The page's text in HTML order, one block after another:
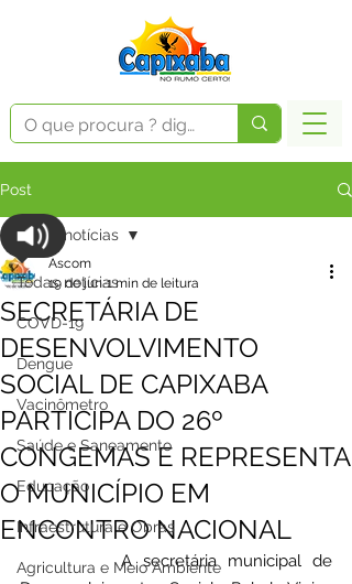
Post
Todas notícias
COVD-19
Dengue
Vacinômetro
Saúde e Saneamento
Educação
Infraestrutura e Obras
Agricultura e Meio Ambiente
Todas notícias
SECRETÁRIA DE
DESENVOLVIMENTO
SOCIAL DE CAPIXABA
PARTICIPA DO 26º
CONGEMAS E REPRESENTA
O MUNICÍPIO EM
ENCONTRO NACIONAL
Ascom
19 de jun.1 min de leitura
		A secretária municipal de